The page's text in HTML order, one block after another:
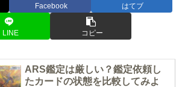
Facebook はてブ
LINE コピー
ARS鑑定は厳しい？鑑定依頼し
たカードの状態を比較してみよ